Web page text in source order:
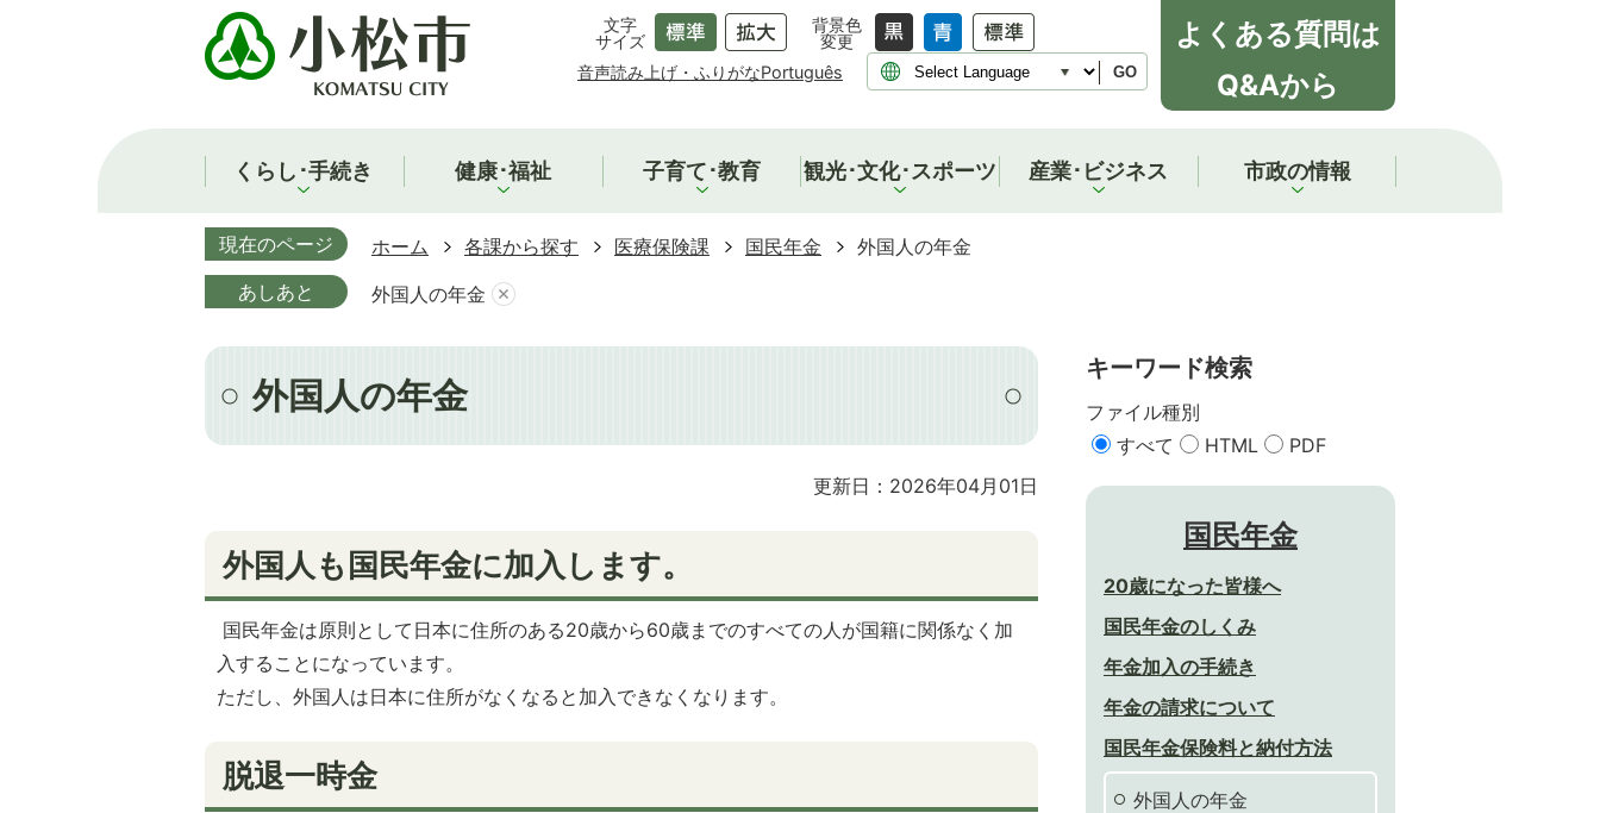
文字
サイズ
背景色
変更
音声読み上げ・ふりがなPortuguês GO
よくある質問は
Q&Aから
くらし･手続き 健康･福祉 子育て･教育 観光･文化･スポーツ 産業･ビジネス 市政の情報
現在のページ ホーム 各課から探す 医療保険課 国民年金
外国人の年金
あしあと
外国人の年金
外国人の年金
更新日：2026年04月01日
外国人も国民年金に加入します。
国民年金は原則として日本に住所のある20歳から60歳までのすべての人が国籍に関係なく加
入することになっています。
ただし、外国人は日本に住所がなくなると加入できなくなります。
脱退一時金
キーワード検索
ファイル種別
すべて
HTML PDF
国民年金
20歳になった皆様へ
国民年金のしくみ
年金加入の手続き
年金の請求について
国民年金保険料と納付方法
外国人の年金